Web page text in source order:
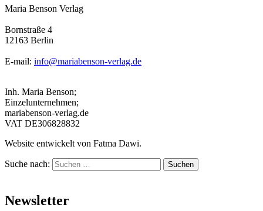
Maria Benson Verlag
Bornstraße 4
12163 Berlin
E-mail: info@mariabenson-verlag.de
Inh. Maria Benson;
Einzelunternehmen;
mariabenson-verlag.de
VAT DE306828832
Website entwickelt von Fatma Dawi.
Suche nach: Suchen
Newsletter